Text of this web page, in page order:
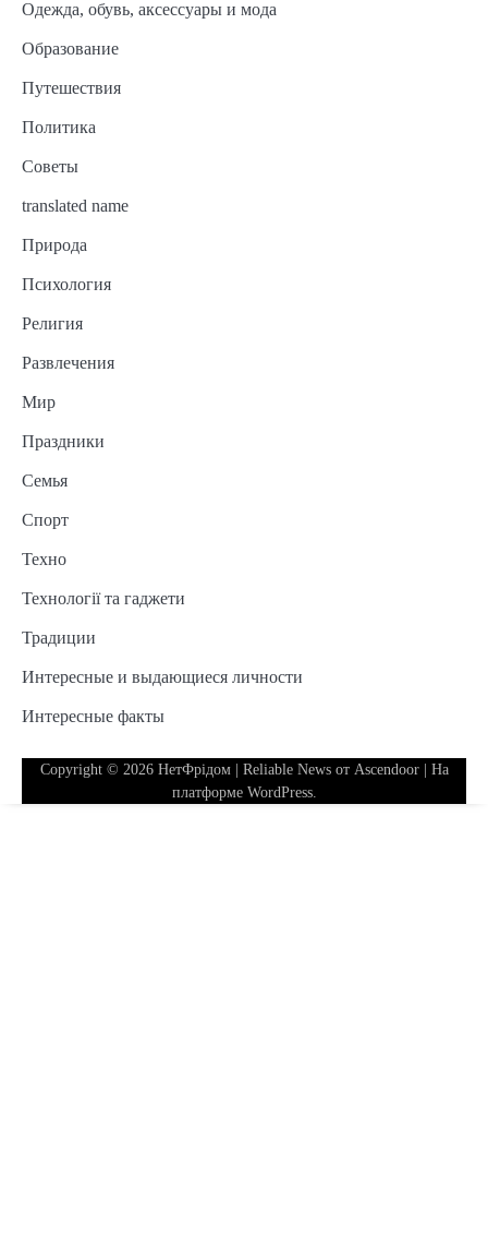
Одежда, обувь, аксессуары и мода
Образование
Путешествия
Политика
Советы
translated name
Природа
Психология
Религия
Развлечения
Мир
Праздники
Семья
Спорт
Техно
Технології та гаджети
Традиции
Интересные и выдающиеся личности
Интересные факты
Copyright © 2026 НетФрідом| Reliable News от Ascendoor| На
платформе WordPress.